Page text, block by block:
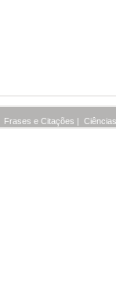
Frases e Citações |